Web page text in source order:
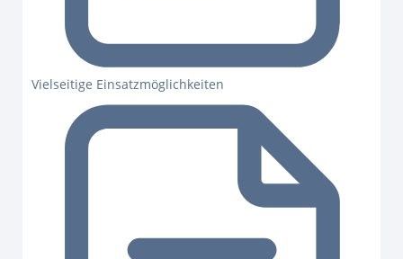
Vielseitige Einsatzmöglichkeiten